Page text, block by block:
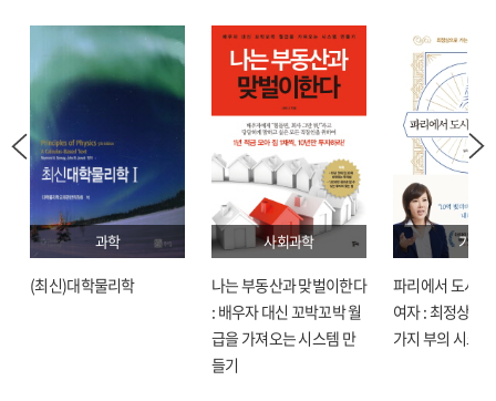
과학
(최신)대학물리학
사회과학
나는 부동산과 맞벌이한다
: 배우자 대신 꼬박꼬박 월
급을 가져오는 시스템 만
들기
기술
파리에서 도시락
여자 : 최정상으
가지 부의 시크릿